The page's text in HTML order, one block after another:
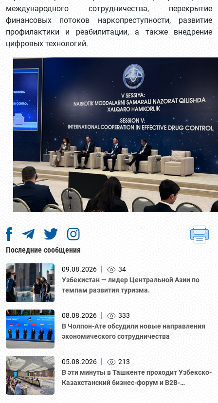
международного сотрудничества, перекрытие
финансовых потоков наркопреступности, развитие
профилактики и реабилитации, а также внедрение
цифровых технологий.
Последние сообщения
09.08.2026 |
34
Узбекистан — лидер Центральной Азии по
темпам развития туризма.
08.08.2026 |
333
В Чолпон-Ате обсудили новые направления
экономического сотрудничества
05.08.2026 |
213
В эти минуты в Ташкенте проходит Узбекско-
Казахстанский бизнес-форум и B2B-